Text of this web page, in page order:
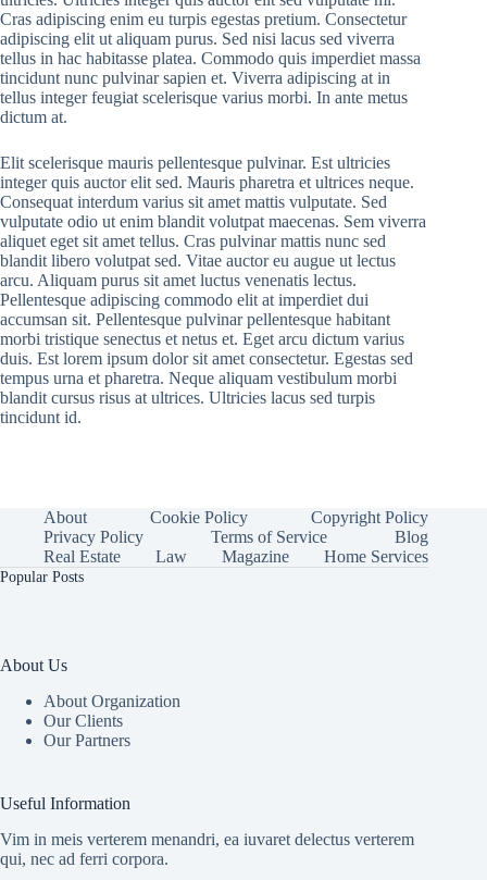
Cras adipiscing enim eu turpis egestas pretium. Consectetur
adipiscing elit ut aliquam purus. Sed nisi lacus sed viverra
tellus in hac habitasse platea. Commodo quis imperdiet massa
tincidunt nunc pulvinar sapien et. Viverra adipiscing at in
tellus integer feugiat scelerisque varius morbi. In ante metus
dictum at.
Elit scelerisque mauris pellentesque pulvinar. Est ultricies
integer quis auctor elit sed. Mauris pharetra et ultrices neque.
Consequat interdum varius sit amet mattis vulputate. Sed
vulputate odio ut enim blandit volutpat maecenas. Sem viverra
aliquet eget sit amet tellus. Cras pulvinar mattis nunc sed
blandit libero volutpat sed. Vitae auctor eu augue ut lectus
arcu. Aliquam purus sit amet luctus venenatis lectus.
Pellentesque adipiscing commodo elit at imperdiet dui
accumsan sit. Pellentesque pulvinar pellentesque habitant
morbi tristique senectus et netus et. Eget arcu dictum varius
duis. Est lorem ipsum dolor sit amet consectetur. Egestas sed
tempus urna et pharetra. Neque aliquam vestibulum morbi
blandit cursus risus at ultrices. Ultricies lacus sed turpis
tincidunt id.
About Cookie Policy
Copyright Policy
Privacy Policy
Terms of Service
Blog
Real Estate
Law Magazine Home Services
Popular Posts
About Us
About Organization
Our Clients
Our Partners
Useful Information
Vim in meis verterem menandri, ea iuvaret delectus verterem
qui, nec ad ferri corpora.